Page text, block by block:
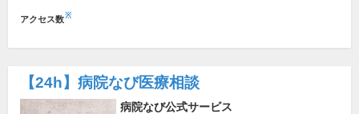
アクセス数※
【24h】 病院なび医療相談
病院なび公式サービス